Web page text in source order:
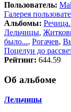
Пользователь:
Галерея
Альбомы: Речица.
Лельчицы,
было..., Рогачев,
Поцелуи до
Рейтинг: 644.59
Об альбоме
Лельчицы